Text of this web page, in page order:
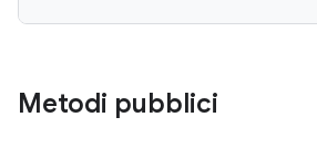
Metodi pubblici